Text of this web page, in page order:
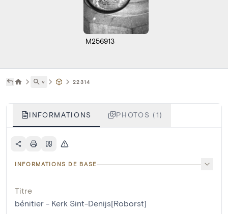
M256913
˅ 22314
INFORMATIONS PHOTOS (1)
INFORMATIONS DE BASE
Titre
bénitier - Kerk Sint-Denijs[Roborst]